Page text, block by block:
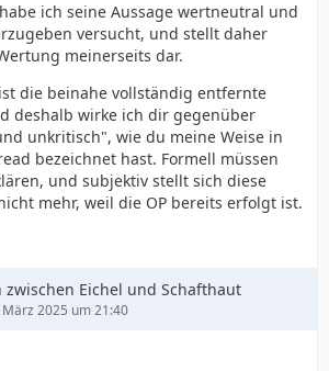
ich seine Aussage wertneutral und
versucht, und stellt daher
meinerseits dar.
die beinahe vollständig entfernte
deshalb wirke ich dir gegenüber
unkritisch", wie du meine Weise in
bezeichnet hast. Formell müssen
und subjektiv stellt sich diese
mehr, weil die OP bereits erfolgt ist.
zwischen Eichel und Schafthaut
2025 um 21:40